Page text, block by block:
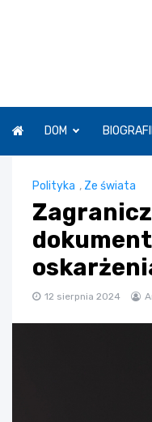
DOM
Polityka , Ze świata
12 sierpnia 2024